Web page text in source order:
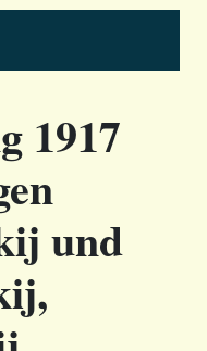
1917
und